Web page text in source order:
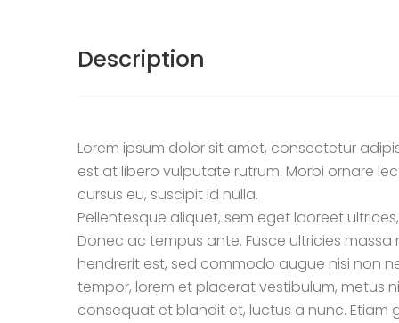
Description
Lorem ipsum dolor sit amet, consectetur
est at libero vulputate rutrum. Morbi ornare
cursus eu, suscipit id nulla.
Pellentesque aliquet, sem eget laoreet
Donec ac tempus ante. Fusce ultricies
hendrerit est, sed commodo augue nisi non
tempor, lorem et placerat vestibulum, metus
consequat et blandit et, luctus a nunc. Etiam